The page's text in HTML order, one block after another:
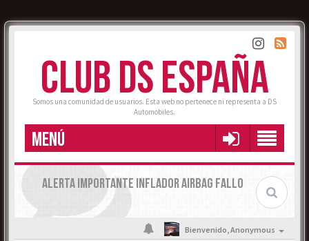
CLUB DS ESPAÑA
Somos una comunidad de usuarios. Esta web no pertenece ni representa a DS
Automobiles.
MENÚ
ALERTA IMPORTANTE INFLADOR AIRBAG FALLO
Bienvenido,Anonymous